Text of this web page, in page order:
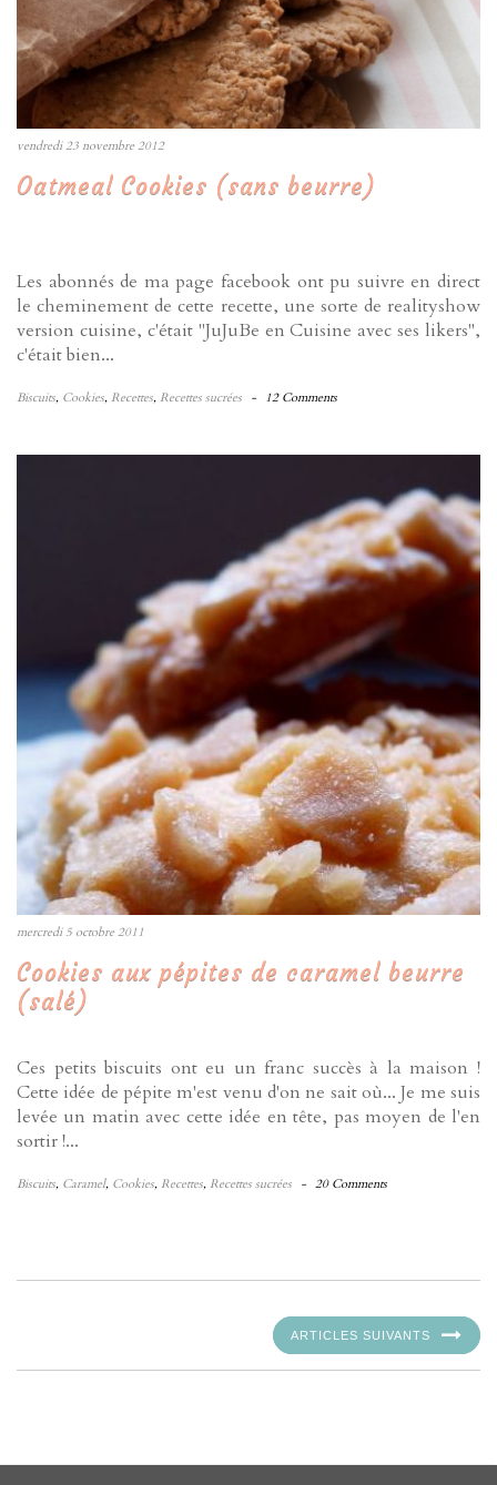
vendredi 23 novembre 2012
Oatmeal Cookies (sans beurre)
Les abonnés de ma page facebook ont pu suivre en direct
le cheminement de cette recette, une sorte de realityshow
version cuisine, c'était "JuJuBe en Cuisine avec ses likers",
c'était bien...
Biscuits, Cookies, Recettes, Recettes sucrées - 12 Comments
mercredi 5 octobre 2011
Cookies aux pépites de caramel beurre
(salé)
Ces petits biscuits ont eu un franc succès à la maison !
Cette idée de pépite m'est venu d'on ne sait où... Je me suis
levée un matin avec cette idée en tête, pas moyen de l'en
sortir !...
Biscuits, Caramel, Cookies, Recettes, Recettes sucrées - 20 Comments
ARTICLES SUIVANTS